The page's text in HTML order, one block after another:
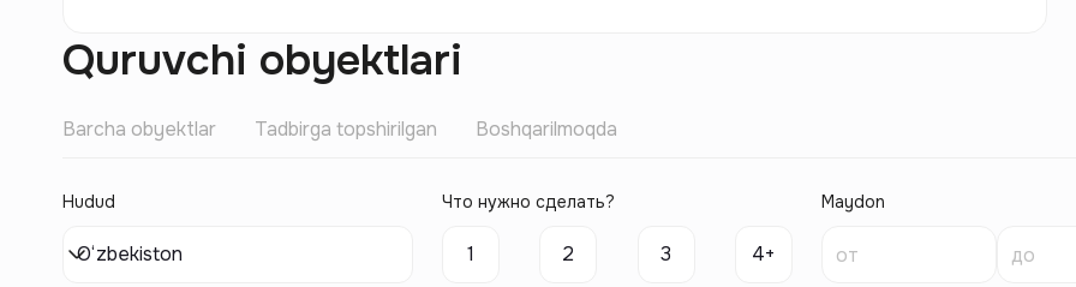
Quruvchi obyektlari
Barcha obyektlar Tadbirga topshirilgan Boshqarilmoqda
Hudud
O‘zbekiston
Что нужно сделать?
1 2 3 4+
Maydon